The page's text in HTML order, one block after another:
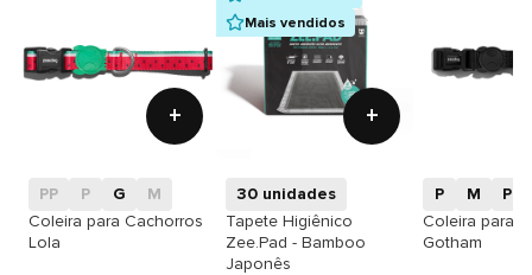
+
PP P G
M
Coleira para Cachorros
Lola
Mais vendidos
+
30 unidades
Tapete Higiênico
Zee.Pad - Bamboo
Japonês
P M
PP
Coleira para
Gotham